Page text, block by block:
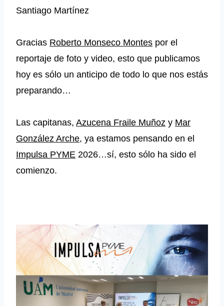
Santiago Martínez
Gracias Roberto Monseco Montes por el
reportaje de foto y video, esto que publicamos
hoy es sólo un anticipo de todo lo que nos estás
preparando…
Las capitanas, Azucena Fraile Muñoz y Mar
González Arche, ya estamos pensando en el
Impulsa PYME 2026…sí, esto sólo ha sido el
comienzo.